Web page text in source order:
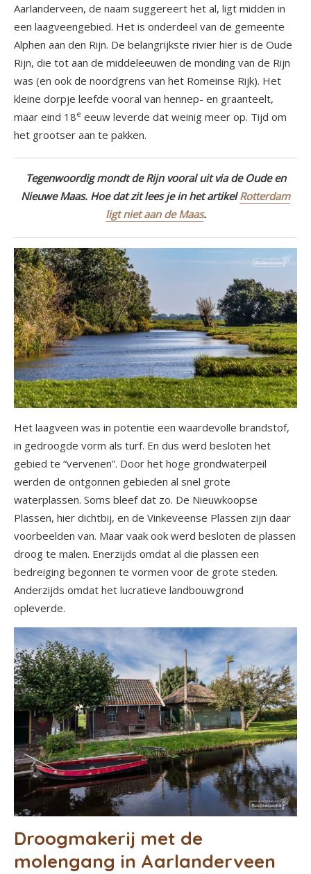
Aarlanderveen, de naam suggereert het al, ligt midden in
een laagveengebied. Het is onderdeel van de gemeente
Alphen aan den Rijn. De belangrijkste rivier hier is de Oude
Rijn, die tot aan de middeleeuwen de monding van de Rijn
was (en ook de noordgrens van het Romeinse Rijk). Het
kleine dorpje leefde vooral van hennep- en graanteelt,
maar eind 18e eeuw leverde dat weinig meer op. Tijd om
het grootser aan te pakken.
Tegenwoordig mondt de Rijn vooral uit via de Oude en
Nieuwe Maas. Hoe dat zit lees je in het artikelRotterdam
ligt niet aan de Maas.
Het laagveen was in potentie een waardevolle brandstof,
in gedroogde vorm als turf. En dus werd besloten het
gebied te “vervenen”. Door het hoge grondwaterpeil
werden de ontgonnen gebieden al snel grote
waterplassen. Soms bleef dat zo. De Nieuwkoopse
Plassen, hier dichtbij, en de Vinkeveense Plassen zijn daar
voorbeelden van. Maar vaak ook werd besloten de plassen
droog te malen. Enerzijds omdat al die plassen een
bedreiging begonnen te vormen voor de grote steden.
Anderzijds omdat het lucratieve landbouwgrond
opleverde.
Droogmakerij met de
molengang in Aarlanderveen